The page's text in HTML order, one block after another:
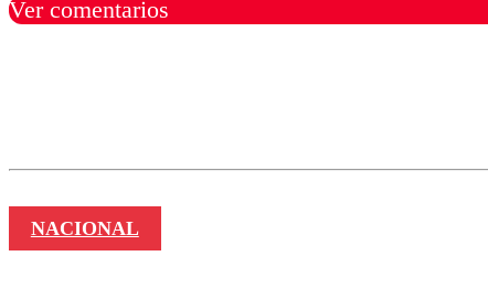
Ver comentarios
NACIONAL